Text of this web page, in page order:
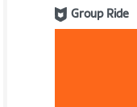
Group Ride